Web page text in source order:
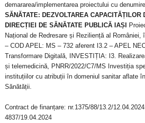
demararea/implementarea proiectului cu
SĂNĂTATE: DEZVOLTAREA CAPACITĂȚILOR
DIRECȚIEI DE SĂNĂTATE PUBLICĂ IAȘI
Național de Redresare și Reziliență al României,
– COD APEL: MS – 732 aferent I3.2 – APEL
Transformare Digitală, INVESTIȚIA: I3.
și telemedicină, PNRR/2022/C7/MS Investiția
instituțiilor cu atribuții în domeniul sanitar aflate
Sănătății.
Contract de finanțare: nr.1375/88/13.2/
4837/19.04.2024